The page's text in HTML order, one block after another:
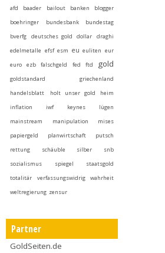
afd baader bailout banken
blogger
boehringer
bundesbank
bundestag
bverfg
deutsches gold dollar
draghi
edelmetalle efsf esm eu euliten eur
euro
ezb falschgeld fed ftd gold
goldstandard
griechenland
handelsblatt
holt unser gold heim
inflation
iwf keynes
lügen
mainstream
manipulation
mises
papiergeld
planwirtschaft
putsch
rettung
schäuble silber
snb
sozialismus
spiegel
staatsgold
totalitär
verfassungswidrig
wahrheit
weltregierung zensur
Partner
GoldSeiten.de